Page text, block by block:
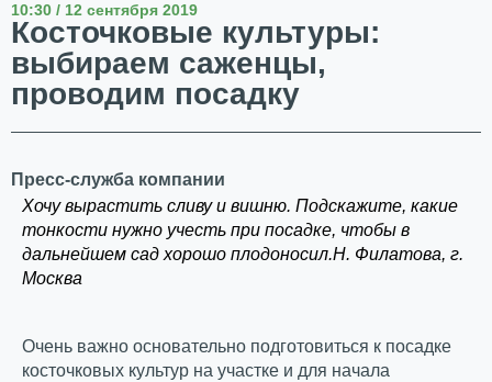
10:30 / 12 сентября 2019
Косточковые культуры:
выбираем саженцы,
проводим посадку
Пресс-служба компании
Хочу вырастить сливу и вишню. Подскажите, какие
тонкости нужно учесть при посадке, чтобы в
дальнейшем сад хорошо плодоносил.Н. Филатова, г.
Москва
Очень важно основательно подготовиться к посадке
косточковых культур на участке и для начала